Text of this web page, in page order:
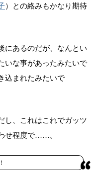
）との絡みもかなり期待
にあるのだが、なんとい
いな事があったみたいで
込まれたみたいで
し、これはこれでガッツ
せ程度で……。